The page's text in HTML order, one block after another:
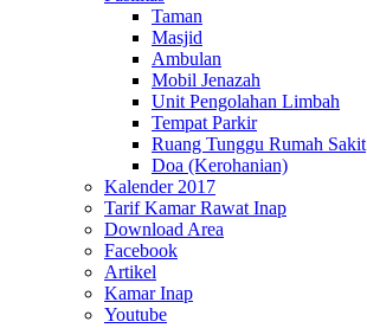
Taman
Masjid
Ambulan
Mobil Jenazah
Unit Pengolahan Limbah
Tempat Parkir
Ruang Tunggu Rumah Sakit
Doa (Kerohanian)
Kalender 2017
Tarif Kamar Rawat Inap
Download Area
Facebook
Artikel
Kamar Inap
Youtube